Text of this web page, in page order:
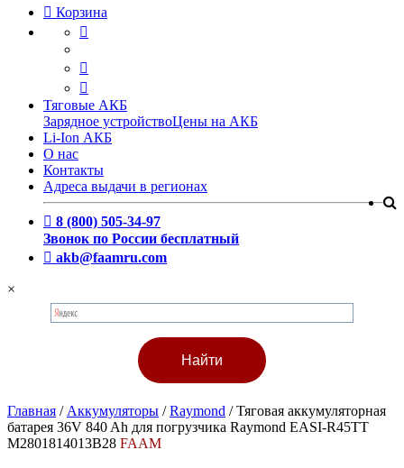
Корзина
Тяговые АКБ
Зарядное устройствоЦены на АКБ
Li-Ion АКБ
О нас
Контакты
Адреса выдачи в регионах
8 (800) 505-34-97
Звонок по России бесплатный
akb@faamru.com
×
Главная / Аккумуляторы /Raymond /Тяговая аккумуляторная
батарея 36V 840 Ah для погрузчика Raymond EASI-R45TT
M2801814013B28 FAAM